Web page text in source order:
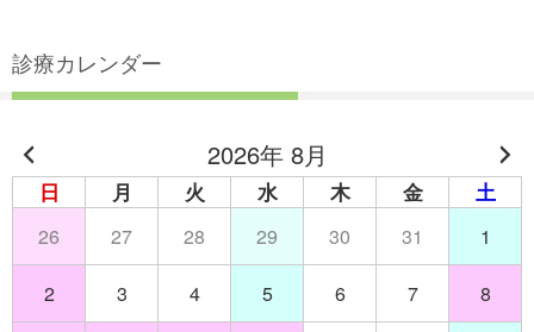
診療カレンダー
2026年 8月
日 月 火 水 木 金 土
26 27 28 29 30 31 1
2 3 4 5 6 7 8